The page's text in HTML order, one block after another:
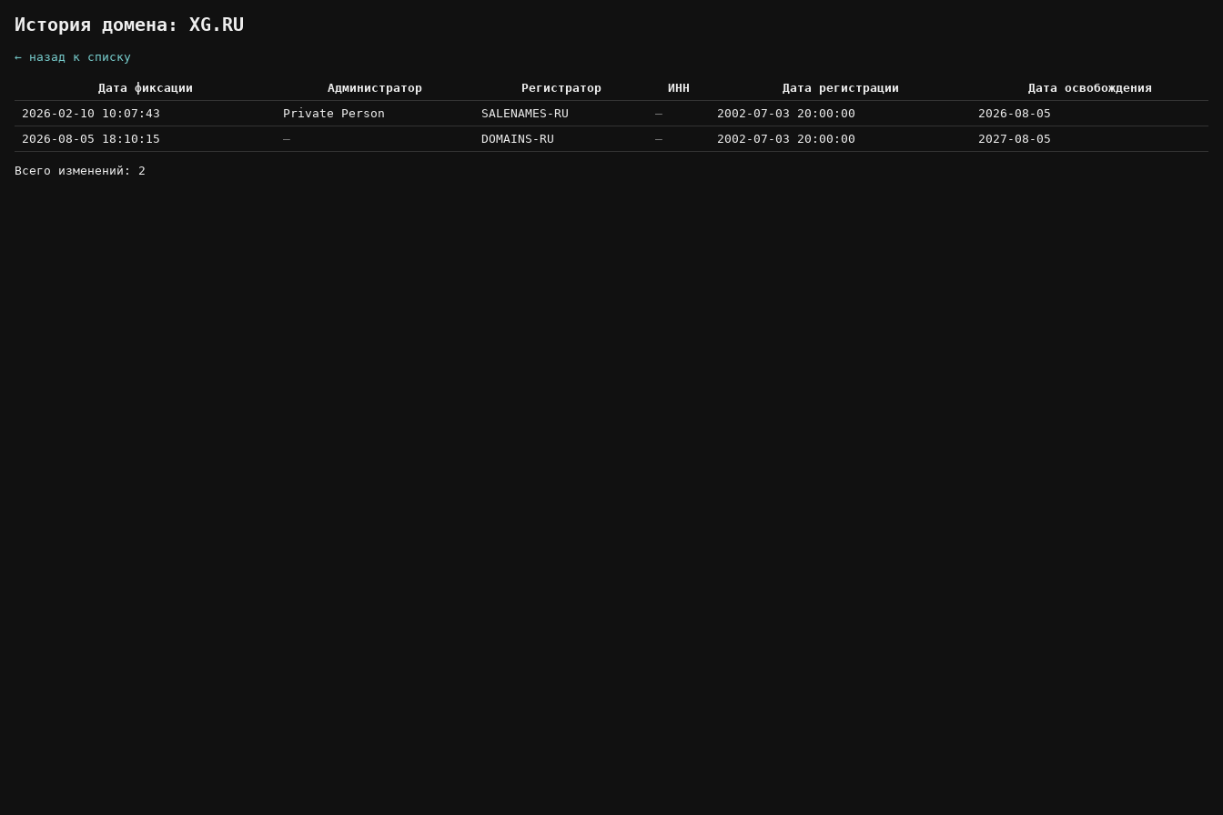
История домена: XG.RU
← назад к списку
Дата фиксации Администратор Регистратор ИНН Дата регистрации
Дата освобождения
2026-02-10 10:07:43
Private Person SALENAMES-RU — 2002-07-03 20:00:00
2026-08-05
2026-08-05 18:10:15
— DOMAINS-RU — 2002-07-03 20:00:00 2027-08-05
Всего изменений: 2